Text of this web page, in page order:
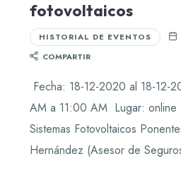
fotovoltaicos
HISTORIAL DE EVENTOS
COMPARTIR
Fecha: 18-12-2020 al 18-
AM a 11:00 AM Lugar:
Sistemas Fotovoltaicos
Hernández (Asesor de